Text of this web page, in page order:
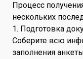
Процесс
нескольких
1. Подготовка
Соберите всю
заполнения